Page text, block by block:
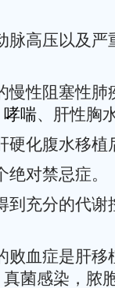
脉高压以及严
慢性阻塞性肺
哮喘、肝性胸
硬化腹水移植
对禁忌症。
到充分的代谢
败血症是肝移
菌感染，脓